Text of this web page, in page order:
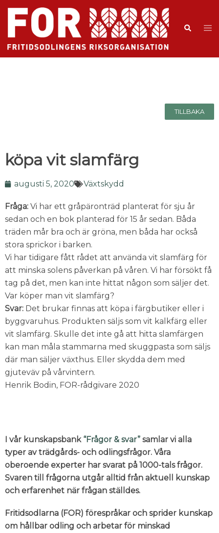
TILLBAKA
köpa vit slamfärg
augusti 5, 2020 Växtskydd
Fråga: Vi har ett gråpäronträd planterat för sju år
sedan och en bok planterad för 15 år sedan. Båda
träden mår bra och är gröna, men båda har också
stora sprickor i barken.
Vi har tidigare fått rådet att använda vit slamfärg för
att minska solens påverkan på våren. Vi har försökt få
tag på det, men kan inte hittat någon som säljer det.
Var köper man vit slamfärg?
Svar: Det brukar finnas att köpa i färgbutiker eller i
byggvaruhus. Produkten säljs som vit kalkfärg eller
vit slamfärg. Skulle det inte gå att hitta slamfärgen
kan man måla stammarna med skuggpasta som säljs
där man säljer växthus. Eller skydda dem med
gjuteväv på vårvintern.
Henrik Bodin, FOR-rådgivare 2020
I vår kunskapsbank “Frågor & svar” samlar vi alla
typer av trädgårds- och odlingsfrågor. Våra
oberoende experter har svarat på 1000-tals frågor.
Svaren till frågorna utgår alltid från aktuell kunskap
och erfarenhet när frågan ställdes.
Fritidsodlarna (FOR) förespråkar och sprider kunskap
om hållbar odling och arbetar för minskad